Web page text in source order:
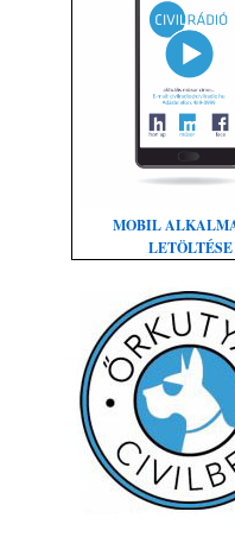
MOBIL
LETÖLTÉSE